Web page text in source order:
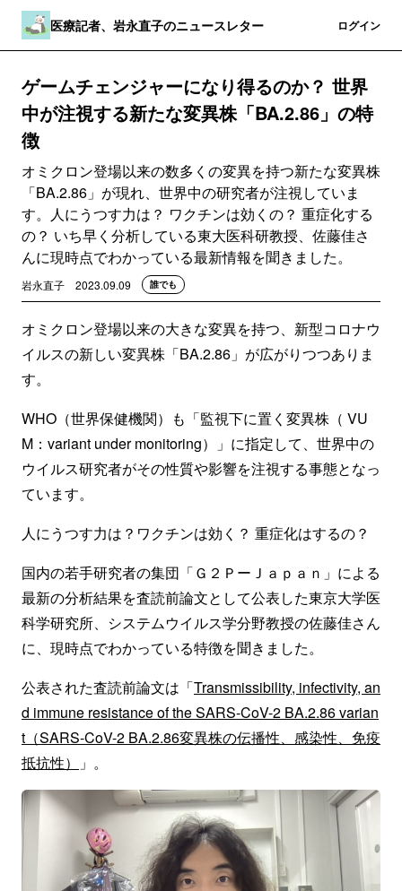
医療記者、岩永直子のニュースレター ログイン
ゲームチェンジャーになり得るのか？ 世界
中が注視する新たな変異株「BA.2.86」の特
徴
オミクロン登場以来の数多くの変異を持つ新たな変異株
「BA.2.86」が現れ、世界中の研究者が注視していま
す。人にうつす力は？ ワクチンは効くの？ 重症化する
の？ いち早く分析している東大医科研教授、佐藤佳さ
んに現時点でわかっている最新情報を聞きました。
岩永直子 2023.09.09 誰でも
オミクロン登場以来の大きな変異を持つ、新型コロナウ
イルスの新しい変異株「BA.2.86」が広がりつつありま
す。
WHO（世界保健機関）も「監視下に置く変異株（ VU
M：variant under monitoring）」に指定して、世界中の
ウイルス研究者がその性質や影響を注視する事態となっ
ています。
人にうつす力は？ワクチンは効く？ 重症化はするの？
国内の若手研究者の集団「Ｇ２ＰーＪａｐａｎ」による
最新の分析結果を査読前論文として公表した東京大学医
科学研究所、システムウイルス学分野教授の佐藤佳さん
に、現時点でわかっている特徴を聞きました。
公表された査読前論文は「Transmissibility, infectivity, an
d immune resistance of the SARS-CoV-2 BA.2.86 varian
t（SARS-CoV-2 BA.2.86変異株の伝播性、感染性、免疫
抵抗性）
」。